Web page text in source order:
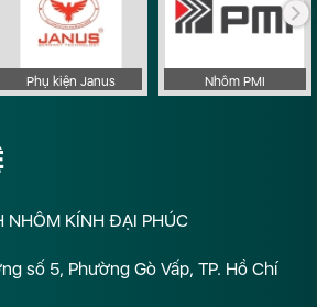
Phụ kiện Janus Nhôm PMI
NHÔM KÍNH ĐẠI PHÚC
số 5, Phường Gò Vấp, TP. Hồ Chí